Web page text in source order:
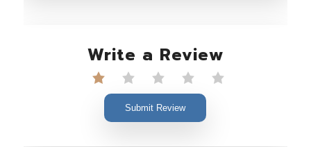
Write a Review
Submit Review